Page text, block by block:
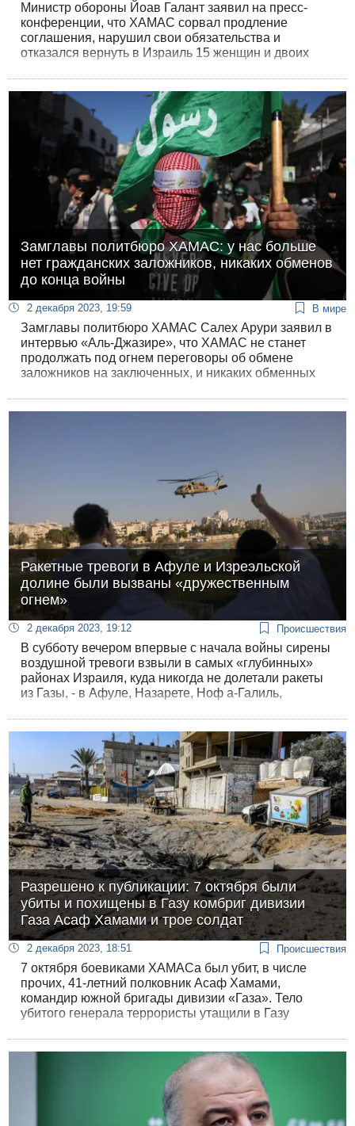
Министр обороны Йоав Галант заявил на пресс-
конференции, что ХАМАС сорвал продление
соглашения, нарушил свои обязательства и
отказался вернуть в Израиль 15 женщин и двоих
будем усиливать огонь», - заявил Галант. Министр
обороны назвал «достижением ЦАХАЛа»
возвращение 110 заложников и вызвал недоумение
аудитории, похваставшись этим «рекордным»
числом.
Замглавы политбюро ХАМАС: у нас больше
нет гражданских заложников, никаких обменов
до конца войны
2 декабря 2023, 19:59 В мире
Замглавы политбюро ХАМАС Салех Арури заявил в
интервью «Аль-Джазире», что ХАМАС не станет
продолжать под огнем переговоры об обмене
заложников на заключенных, и никаких обменных
огня и окончания войны.
Ракетные тревоги в Афуле и Изреэльской
долине были вызваны «дружественным
огнем»
2 декабря 2023, 19:12 Происшествия
В субботу вечером впервые с начала войны сирены
воздушной тревоги взвыли в самых «глубинных»
районах Израиля, куда никогда не долетали ракеты
из Газы, - в Афуле, Назарете, Ноф а-Галиль,
Спустя некоторое время ЦАХАЛ сообщил, что
тревога, вероятно, была ложной - с территории
Ливана ракеты не запускались, а у ХАМАСа таких
дальнобойных ракет нет.
Разрешено к публикации: 7 октября были
убиты и похищены в Газу комбриг дивизии
Газа Асаф Хамами и трое солдат
2 декабря 2023, 18:51 Происшествия
7 октября боевиками ХАМАСа был убит, в числе
прочих, 41-летний полковник Асаф Хамами,
командир южной бригады дивизии «Газа». Тело
убитого генерала террористы утащили в Газу
ЦАХАЛ разрешил опубликовать эту тяжелую
новость лишь без малого два месяца спустя.